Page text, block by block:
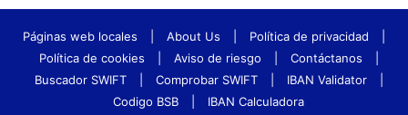
Páginas web locales About Us Política de privacidad
Política de cookies
Aviso de riesgo Contáctanos
Buscador SWIFT
Comprobar SWIFT IBAN Validator
Codigo BSB
IBAN Calculadora